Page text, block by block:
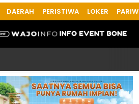
DAERAH PERISTIWA LOKER